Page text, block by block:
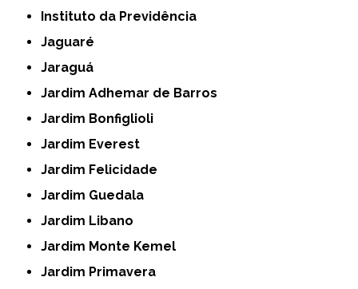
Instituto da Previdência
Jaguaré
Jaraguá
Jardim Adhemar de Barros
Jardim Bonfiglioli
Jardim Everest
Jardim Felicidade
Jardim Guedala
Jardim Libano
Jardim Monte Kemel
Jardim Primavera